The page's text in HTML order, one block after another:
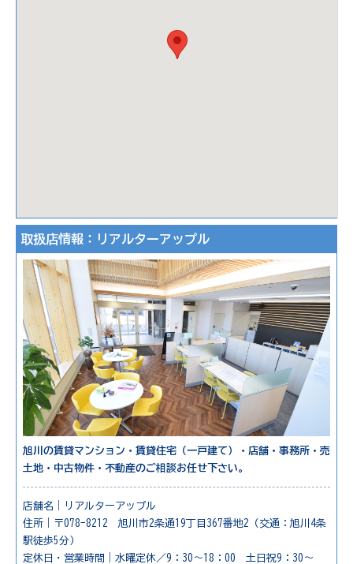
取扱店情報：リアルターアップル
旭川の賃貸マンション・賃貸住宅（一戸建て）・店舗・事務所・売
土地・中古物件・不動産のご相談お任せ下さい。
店舗名｜リアルターアップル
住所｜〒078-8212 旭川市2条通19丁目367番地2（交通：旭川4条
駅徒歩5分）
定休日・営業時間｜水曜定休／9：30～18：00 土日祝9：30～